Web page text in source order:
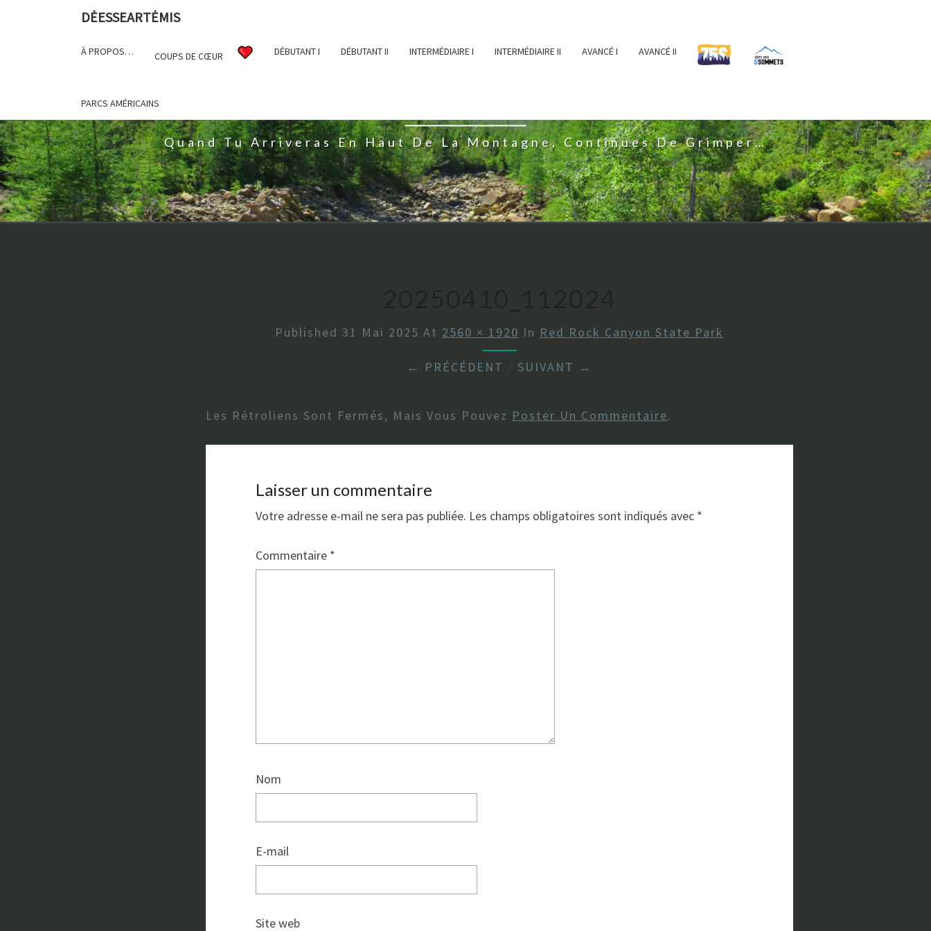
DĖESSEARTĖMIS
À PROPOS… COUPS DE CŒUR DÉBUTANT I DÉBUTANT II INTERMÉDIAIRE I INTERMÉDIAIRE II AVANCÉ I AVANCÉ II
PARCS AMÉRICAINS
Quand Tu Arriveras En Haut De La Montagne, Continues De Grimper…
Published 31 Mai 2025 At 2560 × 1920 In Red Rock Canyon State Park
← PRÉCÉDENT SUIVANT →
Les Rétroliens Sont Fermés, Mais Vous Pouvez Poster Un Commentaire.
Laisser un commentaire
Votre adresse e-mail ne sera pas publiée. Les champs obligatoires sont indiqués avec *
Commentaire *
Nom
E-mail
Site web